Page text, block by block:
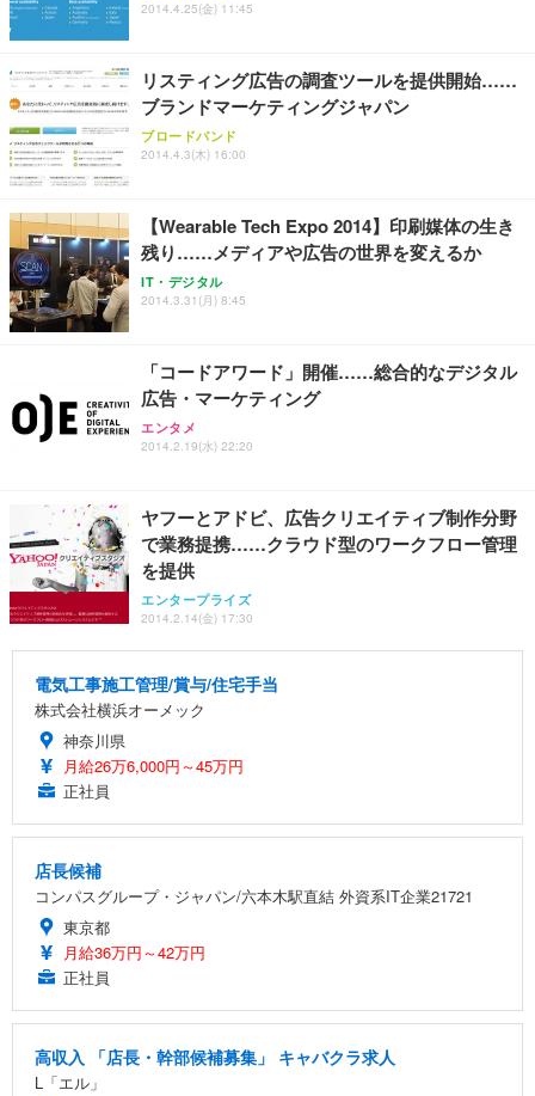
2014.4.25(金) 11:45
リスティング広告の調査ツールを提供開始……
ブランドマーケティングジャパン
ブロードバンド
2014.4.3(木) 16:00
【Wearable Tech Expo 2014】印刷媒体の生き
残り……メディアや広告の世界を変えるか
IT・デジタル
2014.3.31(月) 8:45
「コードアワード」開催……総合的なデジタル
広告・マーケティング
エンタメ
2014.2.19(水) 22:20
ヤフーとアドビ、広告クリエイティブ制作分野
で業務提携……クラウド型のワークフロー管理
を提供
エンタープライズ
2014.2.14(金) 17:30
電気工事施工管理/賞与/住宅手当
株式会社横浜オーメック
神奈川県
月給26万6,000円～45万円
正社員
店長候補
コンパスグループ・ジャパン/六本木駅直結 外資系IT企業21721
東京都
月給36万円～42万円
正社員
高収入 「店長・幹部候補募集」 キャバクラ求人
L「エル」